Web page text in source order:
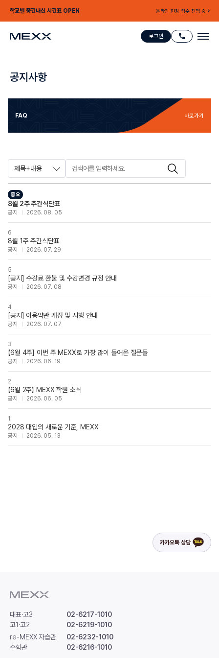
학교별 중간내신 시간표 OPEN 온라인·현장 접수 진행 중
로그인
공지사항
FAQ 바로가기
제목+내용
중요
공지
8월 2주 주간식단표
2026. 08. 05
6
공지
8월 1주 주간식단표
2026. 07. 29
5
공지
[공지] 수강료 환불 및 수강변경 규정 안내
2026. 07. 08
4
공지
[공지] 이용약관 개정 및 시행 안내
2026. 07. 07
3
공지
【6월 4주】 이번 주 MEXX로 가장 많이 들어온 질문들
2026. 06. 19
2
공지
【6월 2주】 MEXX 학원 소식
2026. 06. 05
1
공지
2028 대입의 새로운 기준, MEXX
2026. 05. 13
대표·고3
02-6217-1010
고1·고2
02-6219-1010
re-MEXX 자습관
02-6232-1010
수학관
02-6216-1010
카카오톡 상담